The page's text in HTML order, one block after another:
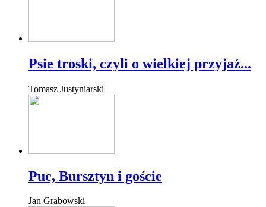
Psie troski, czyli o wielkiej przyjaź...
Tomasz Justyniarski
Puc, Bursztyn i goście
Jan Grabowski